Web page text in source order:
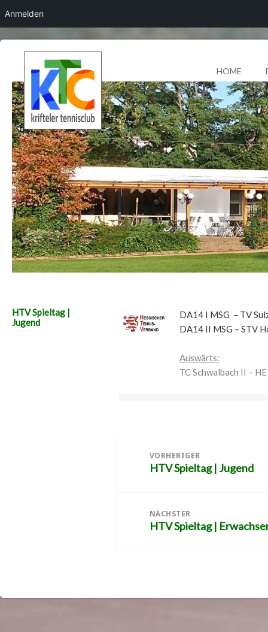
HOME
HTV Spieltag |
Jugend
DA14 I MSG – TV
DA14 II MSG – STV
Auswärts:
TC Schwalbach II –
VORHERIGER
Vorheriger
HTV Spieltag | Jugend
NÄCHSTER
Nächster
HTV Spieltag |
Anmelden